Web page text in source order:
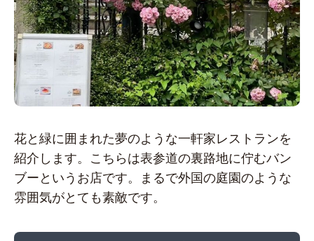
花と緑に囲まれた夢のような一軒家レストランを
紹介します。こちらは表参道の裏路地に佇むバン
ブーというお店です。まるで外国の庭園のような
雰囲気がとても素敵です。